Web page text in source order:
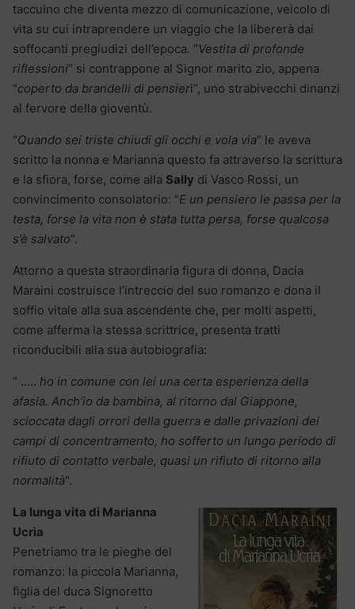
taccuino che diventa mezzo di comunicazione, veicolo di
vita su cui intraprendere un viaggio che la libererà dai
soffocanti pregiudizi dell’epoca. “Vestita di profonde
riflessioni” si contrappone al Signor marito zio, appena
“coperto da brandelli di pensieri”, uno strabivecchi dinanzi
al fervore della gioventù.
“Quando sei triste chiudi gli occhi e vola via” le aveva
scritto la nonna e Marianna questo fa attraverso la scrittura
e la sfiora, forse, come alla Sally di Vasco Rossi, un
convincimento consolatorio: “E un pensiero le passa per la
testa, forse la vita non è stata tutta persa, forse qualcosa
s’è salvato“.
Attorno a questa straordinaria figura di donna, Dacia
Maraini costruisce l’intreccio del suo romanzo e dona il
soffio vitale alla sua ascendente che, per molti aspetti,
come afferma la stessa scrittrice, presenta tratti
riconducibili alla sua autobiografia:
” ….. ho in comune con lei una certa esperienza della
afasia. Anch’io da bambina, al ritorno dal Giappone,
scioccata dagli orrori della guerra e dalle privazioni dei
campi di concentramento, ho sofferto un lungo periodo di
rifiuto di contatto verbale, quasi un rifiuto di ritorno alla
normalità“.
La lunga vita di Marianna
Ucrìa
Penetriamo tra le pieghe del
romanzo: la piccola Marianna,
figlia del duca Signoretto